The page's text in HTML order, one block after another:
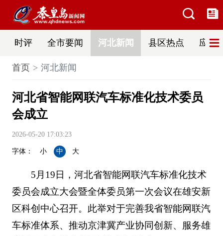
时评 全市要闻 河北新闻 县区热点 应急
首页 河北新闻
河北省智能网联汽车标准化技术委员
会成立
2026-05-20 17:03:23
字体： 小 中 大
5月19日，河北省智能网联汽车标准化技术
委员会成立大会暨全体委员第一次会议在雄安新
区科创中心召开。此举对于完善我省智能网联汽
车标准体系、推动京津冀产业协同创新、服务雄